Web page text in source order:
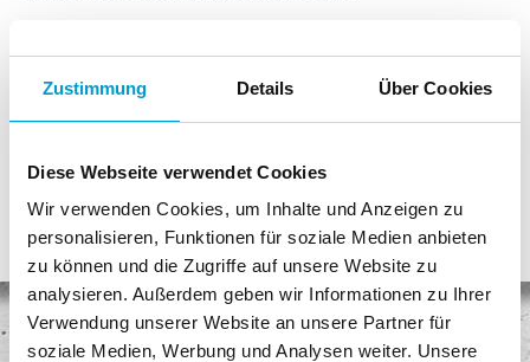
Zustimmung Details Über Cookies
Diese Webseite verwendet Cookies
Wir verwenden Cookies, um Inhalte und Anzeigen zu
personalisieren, Funktionen für soziale Medien anbieten
zu können und die Zugriffe auf unsere Website zu
analysieren. Außerdem geben wir Informationen zu Ihrer
Verwendung unserer Website an unsere Partner für
soziale Medien, Werbung und Analysen weiter. Unsere
cm.
Keine Versandkosten